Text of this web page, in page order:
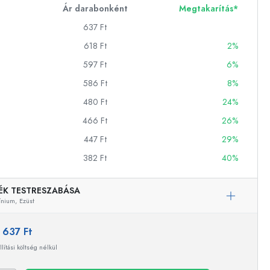
Ár darabonként
Megtakarítás*
637 Ft
618 Ft
2%
597 Ft
6%
586 Ft
8%
480 Ft
24%
466 Ft
26%
447 Ft
29%
382 Ft 40%
TESTRESZABÁSA
Ezüst
637 Ft
költség nélkül